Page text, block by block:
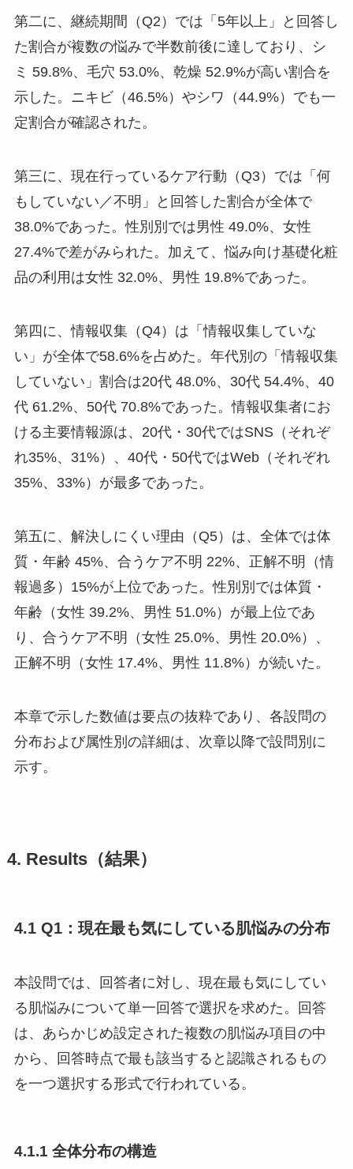
第二に、継続期間（Q2）では「5年以上」と回答し
た割合が複数の悩みで半数前後に達しており、シ
ミ 59.8%、毛穴 53.0%、乾燥 52.9%が高い割合を
示した。ニキビ（46.5%）やシワ（44.9%）でも一
定割合が確認された。
第三に、現在行っているケア行動（Q3）では「何
もしていない／不明」と回答した割合が全体で
38.0%であった。性別別では男性 49.0%、女性
27.4%で差がみられた。加えて、悩み向け基礎化粧
品の利用は女性 32.0%、男性 19.8%であった。
第四に、情報収集（Q4）は「情報収集していな
い」が全体で58.6%を占めた。年代別の「情報収集
していない」割合は20代 48.0%、30代 54.4%、40
代 61.2%、50代 70.8%であった。情報収集者にお
ける主要情報源は、20代・30代ではSNS（それぞ
れ35%、31%）、40代・50代ではWeb（それぞれ
35%、33%）が最多であった。
第五に、解決しにくい理由（Q5）は、全体では体
質・年齢 45%、合うケア不明 22%、正解不明（情
報過多）15%が上位であった。性別別では体質・
年齢（女性 39.2%、男性 51.0%）が最上位であ
り、合うケア不明（女性 25.0%、男性 20.0%）、
正解不明（女性 17.4%、男性 11.8%）が続いた。
本章で示した数値は要点の抜粋であり、各設問の
分布および属性別の詳細は、次章以降で設問別に
示す。
4. Results（結果）
4.1 Q1：現在最も気にしている肌悩みの分布
本設問では、回答者に対し、現在最も気にしてい
る肌悩みについて単一回答で選択を求めた。回答
は、あらかじめ設定された複数の肌悩み項目の中
から、回答時点で最も該当すると認識されるもの
を一つ選択する形式で行われている。
4.1.1 全体分布の構造